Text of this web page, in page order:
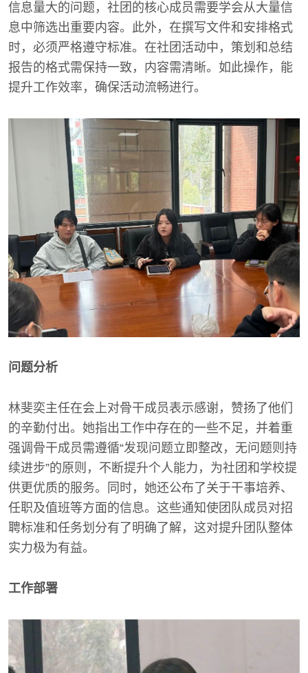
信息量大的问题，社团的核心成员需要学会从大量信
息中筛选出重要内容。此外，在撰写文件和安排格式
时，必须严格遵守标准。在社团活动中，策划和总结
报告的格式需保持一致，内容需清晰。如此操作，能
提升工作效率，确保活动流畅进行。
问题分析
林斐奕主任在会上对骨干成员表示感谢，赞扬了他们
的辛勤付出。她指出工作中存在的一些不足，并着重
强调骨干成员需遵循“发现问题立即整改，无问题则持
续进步”的原则，不断提升个人能力，为社团和学校提
供更优质的服务。同时，她还公布了关于干事培养、
任职及值班等方面的信息。这些通知使团队成员对招
聘标准和任务划分有了明确了解，这对提升团队整体
实力极为有益。
工作部署